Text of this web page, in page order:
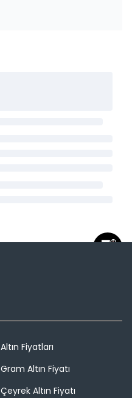
Altın Fiyatları
Gram Altın Fiyatı
Çeyrek Altın Fiyatı